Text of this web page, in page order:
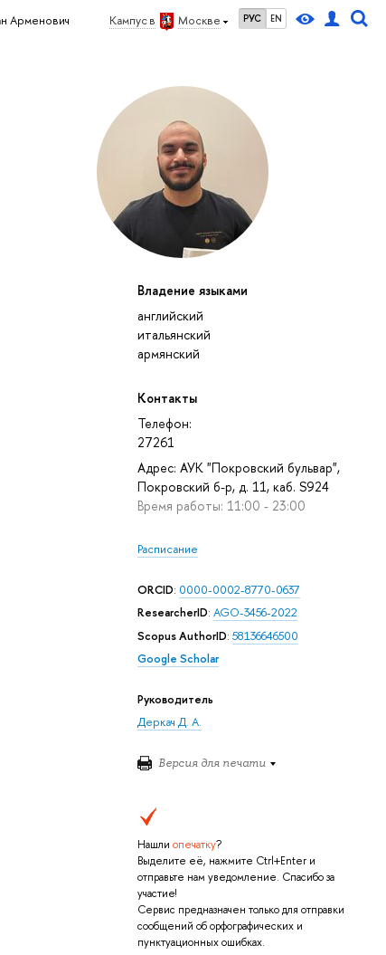
Кампус в Москве РУС EN
Арменович
Владение языками
английский
итальянский
армянский
Контакты
Телефон:
27261
Адрес: АУК "Покровский бульвар",
Покровский б-р, д. 11, каб. S924
Время работы: 11:00 - 23:00
Расписание
ORCID: 0000-0002-8770-0637
ResearcherID: AGO-3456-2022
Scopus AuthorID: 58136646500
Google Scholar
Руководитель
Деркач Д. А.
Версия для печати
Нашли опечатку?
Выделите её, нажмите Ctrl+Enter и
отправьте нам уведомление. Спасибо за
участие!
Сервис предназначен только для отправки
сообщений об орфографических и
пунктуационных ошибках.